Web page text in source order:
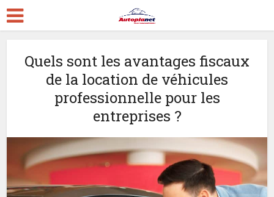
Quels sont les avantages fiscaux
de la location de véhicules
professionnelle pour les
entreprises ?